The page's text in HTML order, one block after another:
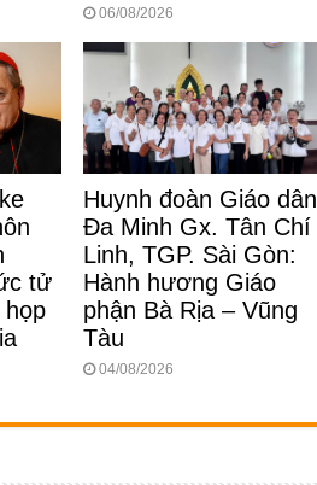
06/08/2026
tử
họp
Huynh đoàn Giáo dân
Đa Minh Gx. Tân Chí
Linh, TGP. Sài Gòn:
Hành hương Giáo
phận Bà Rịa – Vũng
Tàu
04/08/2026